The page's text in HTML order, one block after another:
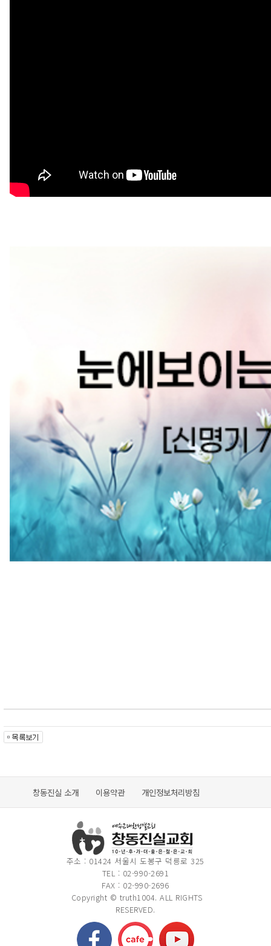
창동진실 소개 이용약관 개인정보처리방침
주소 : 01424 서울시 도봉구 덕릉로 325
TEL : 02-990-2691
FAX : 02-990-2696
Copyright © truth1004. ALL RIGHTS
RESERVED.